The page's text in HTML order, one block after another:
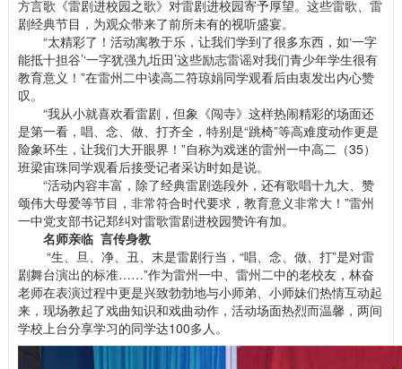
方言歌《雷剧进校园之歌》对雷剧进校园寄予厚望。这些雷歌、雷
剧经典节目，为观众带来了前所未有的视听盛宴。
“太精彩了！活动寓教于乐，让我们学到了很多东西，如‘一字
能抵十担谷’‘一字犹强九坵田’这些励志雷谣对我们青少年学生很有
教育意义！”在雷州二中读高二符琼娟同学观看后由衷发出内心赞
叹。
“我从小就喜欢看雷剧，但象《闯寺》这样热闹精彩的场面还
是第一看，唱、念、做、打齐全，特别是“跳椅”等高难度动作更是
险象环生，让我们大开眼界！”自称为戏迷的雷州一中高二（35）
班梁宙珠同学观看后接受记者采访时如是说。
“活动内容丰富，除了经典雷剧选段外，还有歌唱十九大、赞
颂伟大母爱等节目，非常符合时代要求，教育意义非常大！”雷州
一中党支部书记郑纠对雷歌雷剧进校园赞许有加。
名师亲临 言传身教
“生、旦、净、丑、末是雷剧行当，“唱、念、做、打”是对雷
剧舞台演出的标准……”作为雷州一中、雷州二中的老校友，林奋
老师在表演过程中更是兴致勃勃地与小师弟、小师妹们热情互动起
来，现场教起了戏曲知识和戏曲动作，活动场面热烈而温馨，两间
学校上台分享学习的同学达100多人。